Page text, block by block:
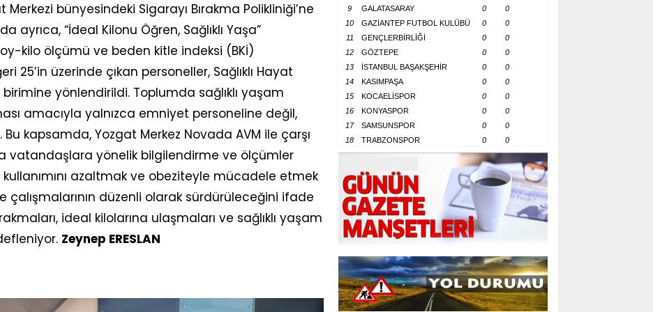
Merkezi bünyesindeki Sigarayı Bırakma Polikliniği’ne
ayrıca, “İdeal Kilonu Öğren, Sağlıklı Yaşa”
kilo ölçümü ve beden kitle indeksi (BKİ)
25’in üzerinde çıkan personeller, Sağlıklı Hayat
yönlendirildi. Toplumda sağlıklı yaşam
amacıyla yalnızca emniyet personeline değil,
Bu kapsamda, Yozgat Merkez Novada AVM ile çarşı
vatandaşlara yönelik bilgilendirme ve ölçümler
azaltmak ve obeziteyle mücadele etmek
düzenli olarak sürdürüleceğini ifade
ideal kilolarına ulaşmaları ve sağlıklı yaşam
Zeynep ERESLAN
9
GALATASARAY 0
0
10
GAZİANTEP FUTBOL KULÜBÜ 0
0
11
GENÇLERBİRLİĞİ 0
0
12
GÖZTEPE 0
0
13
İSTANBUL BAŞAKŞEHİR 0
0
14
KASIMPAŞA 0
0
15
KOCAELİSPOR 0
0
16
KONYASPOR 0
0
17
SAMSUNSPOR 0
0
18
TRABZONSPOR 0 0